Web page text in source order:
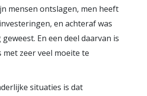
mensen ontslagen, men heeft
en achteraf was
En een deel daarvan is
met zeer veel moeite te
situaties is dat